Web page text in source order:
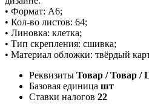
• Формат: А6;
• Кол-во листов: 64;
• Линовка: клетка;
• Тип скрепления: сшивка;
• Материал обложки: твёрдый
Реквизиты Товар / Товар /
Базовая единица шт
Ставки налогов 22